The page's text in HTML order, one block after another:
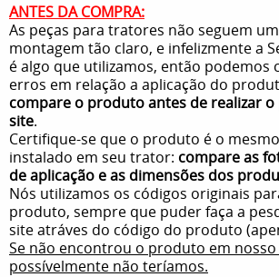
ANTES DA COMPRA:
As peças para tratores não seguem
montagem tão claro, e infelizmente a
é algo que utilizamos, então podemos
erros em relação a aplicação do
compare o produto antes de realizar
site.
Certifique-se que o produto é o
instalado em seu trator: compare as
de aplicação e as dimensões dos
Nós utilizamos os códigos originais
produto, sempre que puder faça a
site atráves do código do produto
Se não encontrou o produto em
possívelmente não teríamos.